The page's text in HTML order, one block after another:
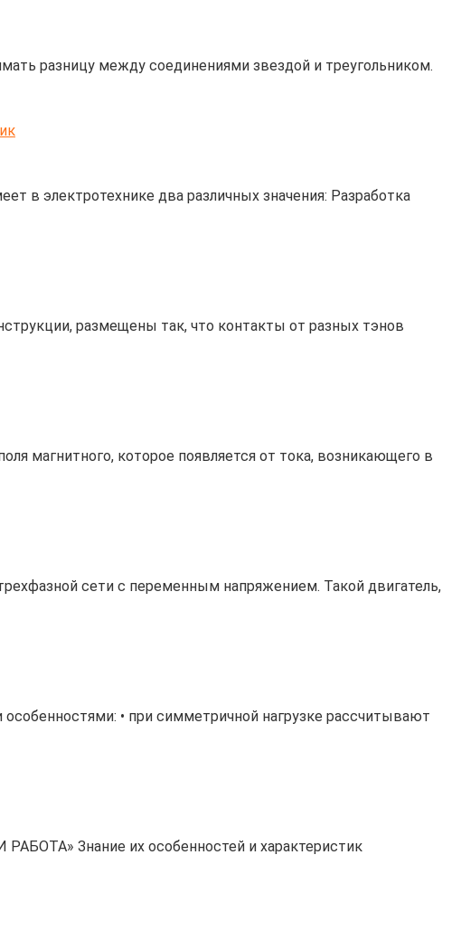
разницу между соединениями звездой и треугольником.
в электротехнике два различных значения: Разработка
размещены так, что контакты от разных тэнов
магнитного, которое появляется от тока, возникающего в
сети с переменным напряжением. Такой двигатель,
• при симметричной нагрузке рассчитывают
Знание их особенностей и характеристик